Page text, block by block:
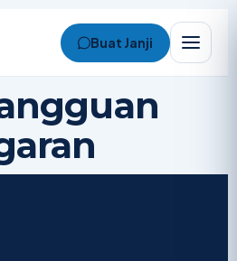
Buat Janji
balas cepat